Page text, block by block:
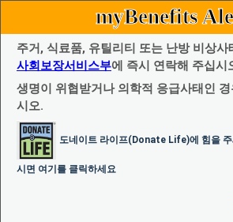
myBenefits
주거, 식료품, 유틸리티 또는 난방 비상사
사회보장서비스부에 즉시 연락해 주십시
생명이 위협받거나 의학적 응급사태인
시오.
도네이트 라이프(Donate Life)에 힘을
시면 여기를 클릭하세요